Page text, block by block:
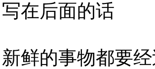
后面的话
的事物都要经